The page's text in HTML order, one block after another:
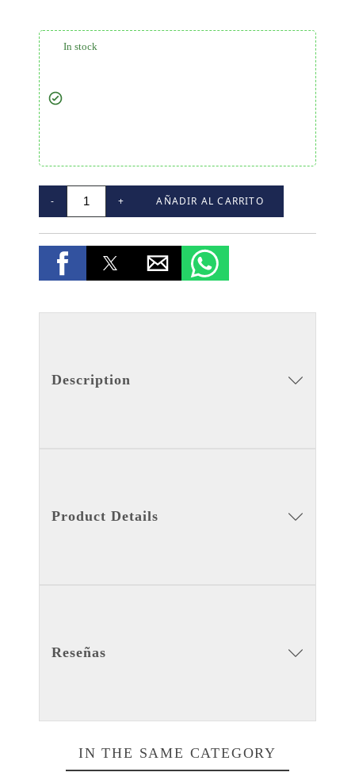
In stock
- + AÑADIR AL CARRITO
Description
Product Details
Reseñas
IN THE SAME CATEGORY